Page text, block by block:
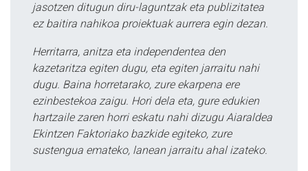
jasotzen ditugun diru-laguntzak eta publizitatea
ez baitira nahikoa proiektuak aurrera egin dezan.
Herritarra, anitza eta independentea den
kazetaritza egiten dugu, eta egiten jarraitu nahi
dugu. Baina horretarako, zure ekarpena ere
ezinbestekoa zaigu. Hori dela eta, gure edukien
hartzaile zaren horri eskatu nahi dizugu Aiaraldea
Ekintzen Faktoriako bazkide egiteko, zure
sustengua emateko, lanean jarraitu ahal izateko.